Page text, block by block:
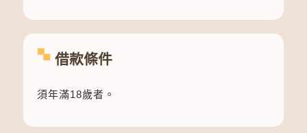
借款條件
須年滿18歲者。